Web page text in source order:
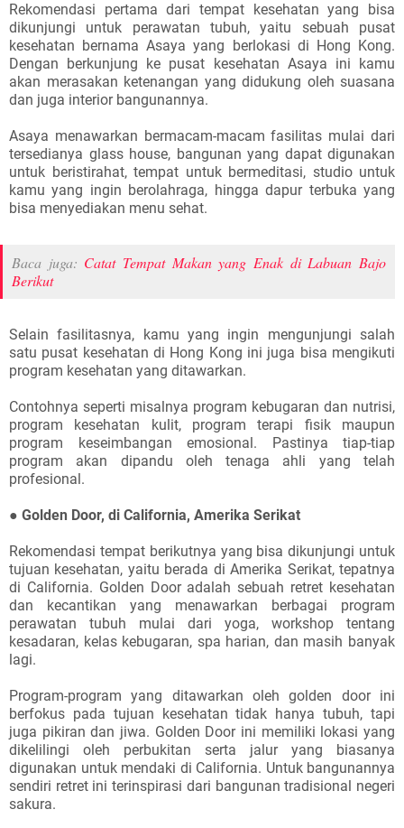
Rekomendasi pertama dari tempat kesehatan yang bisa
dikunjungi untuk perawatan tubuh, yaitu sebuah pusat
kesehatan bernama Asaya yang berlokasi di Hong Kong.
Dengan berkunjung ke pusat kesehatan Asaya ini kamu
akan merasakan ketenangan yang didukung oleh suasana
dan juga interior bangunannya.
Asaya menawarkan bermacam-macam fasilitas mulai dari
tersedianya glass house, bangunan yang dapat digunakan
untuk beristirahat, tempat untuk bermeditasi, studio untuk
kamu yang ingin berolahraga, hingga dapur terbuka yang
bisa menyediakan menu sehat.
Baca juga: Catat Tempat Makan yang Enak di Labuan Bajo
Berikut
Selain fasilitasnya, kamu yang ingin mengunjungi salah
satu pusat kesehatan di Hong Kong ini juga bisa mengikuti
program kesehatan yang ditawarkan.
Contohnya seperti misalnya program kebugaran dan nutrisi,
program kesehatan kulit, program terapi fisik maupun
program keseimbangan emosional. Pastinya tiap-tiap
program akan dipandu oleh tenaga ahli yang telah
profesional.
● Golden Door, di California, Amerika Serikat
Rekomendasi tempat berikutnya yang bisa dikunjungi untuk
tujuan kesehatan, yaitu berada di Amerika Serikat, tepatnya
di California. Golden Door adalah sebuah retret kesehatan
dan kecantikan yang menawarkan berbagai program
perawatan tubuh mulai dari yoga, workshop tentang
kesadaran, kelas kebugaran, spa harian, dan masih banyak
lagi.
Program-program yang ditawarkan oleh golden door ini
berfokus pada tujuan kesehatan tidak hanya tubuh, tapi
juga pikiran dan jiwa. Golden Door ini memiliki lokasi yang
dikelilingi oleh perbukitan serta jalur yang biasanya
digunakan untuk mendaki di California. Untuk bangunannya
sendiri retret ini terinspirasi dari bangunan tradisional negeri
sakura.